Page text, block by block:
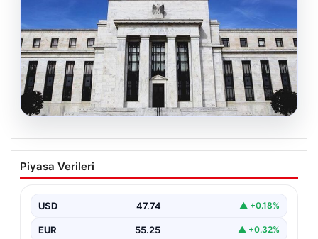
Fed faizi sabit tuttu
Piyasa Verileri
USD 47.74 ▲ +0.18%
EUR 55.25 ▲ +0.32%